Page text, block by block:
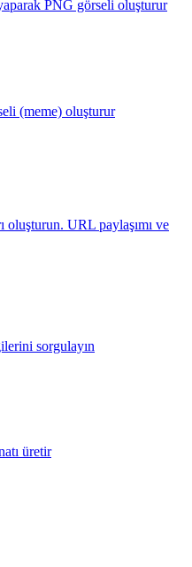
PNG görseli oluşturur
(meme) oluşturur
oluşturun. URL paylaşımı ve
sorgulayın
üretir